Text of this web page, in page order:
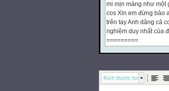
mi mịn màng như một
cos Xin em đừng bảo
trên tay Anh dâng cả
nghiệm duy nhất của
=========
Tôi cố định trong sân
một tiếp tuyến thật
Kích thước font